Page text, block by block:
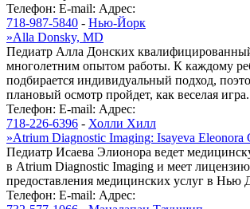
Телефон: E-mail: Адрес:
718-987-5840 - Нью-Йорк
»Alla Donsky, MD
Педиатр Алла Донских
многолетним опытом работы. К каждому
подбирается индивидуальный подход,
плановый осмотр пройдет, как веселая
Телефон: E-mail: Адрес:
718-226-6396 - Холли Хилл
»Atrium Diagnostic Imaging: Isayeva Eleonora
Педиатр Исаева Элионора ведет
в Atrium Diagnostic Imaging и меет
предоставления медицинских услуг в Нью
Телефон: E-mail: Адрес: